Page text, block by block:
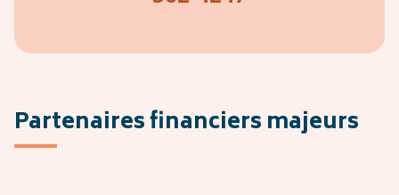
Partenaires financiers majeurs